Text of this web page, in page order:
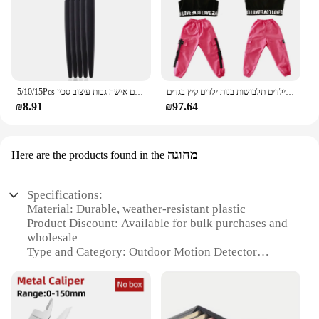
5/10/15Pcs גבות גוזם איפור כלים בטוח עיניים גבות גילוח פנים גוף שיער הסרת מכונת גילוח להבים אישה גבות עיצוב סכין
₪8.91
בנות בוטיק תלבושות 4 6 8 10 123 14 16 18 שנים היפ הופ נים חולצות ילדים תלבושות בנות ילדים קיץ בגדים
₪97.64
Here are the products found in the מחוגה
Specifications:
Material: Durable, weather-resistant plastic
Product Discount: Available for bulk purchases and
wholesale
Type and Category: Outdoor Motion Detector
modern aesthetic
Usage and Purpose: Enhanced security for
residential and commercial properties